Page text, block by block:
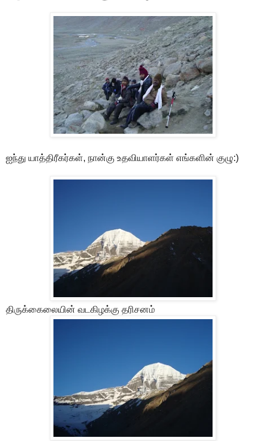
ஐந்து யாத்திரீகர்கள், நான்கு உதவியாளர்கள் எங்களின் குழு:)
திருக்கைலையின் வடகிழக்கு தரிசனம்